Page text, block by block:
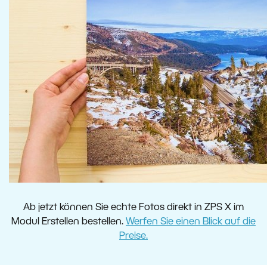
Ab jetzt können Sie echte Fotos direkt in ZPS X im
Modul Erstellen bestellen. Werfen Sie einen Blick auf die
Preise.